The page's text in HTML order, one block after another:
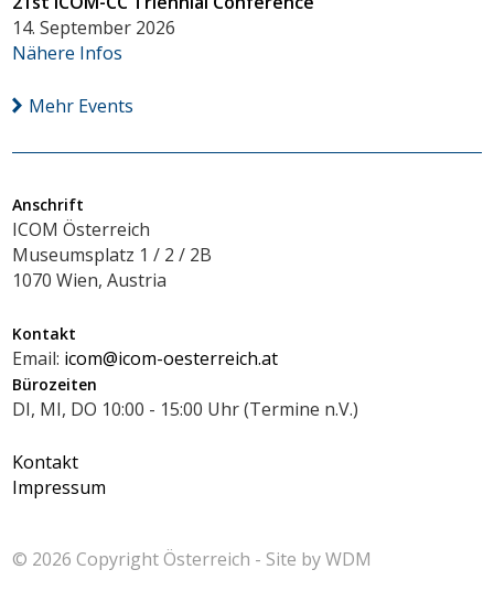
14. September 2026
Nähere Infos
Mehr Events
Anschrift
ICOM Österreich
Museumsplatz 1 / 2 / 2B
1070 Wien, Austria
Kontakt
Email: icom@icom-oesterreich.at
Bürozeiten
DI, MI, DO 10:00 - 15:00 Uhr (Termine n.V.)
Kontakt
Impressum
© 2026 CopyrightÖsterreich - Site byWDM